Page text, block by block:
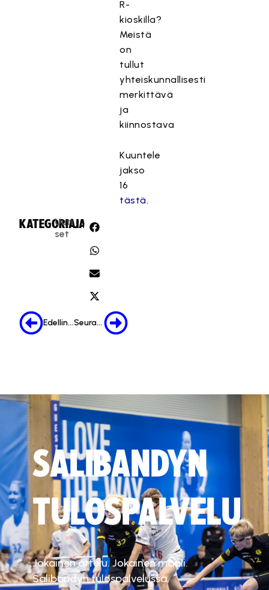
R-
kioskilla?
Meistä
on
tullut
yhteiskunnallisesti
merkittävä
ja
kiinnostava
Kuuntele
jakso
16
tästä.
KATEGORIA:
Uuti
set
JAA:
Edellinen Seuraava
SALIBANDYN
TULOSPALVELU
Jokainen ottelu. Jokainen maali.
Salibandyn tulospalvelussa.